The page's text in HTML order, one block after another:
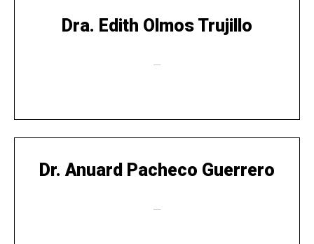
Dra. Edith Olmos Trujillo
—
Dr. Anuard Pacheco Guerrero
—